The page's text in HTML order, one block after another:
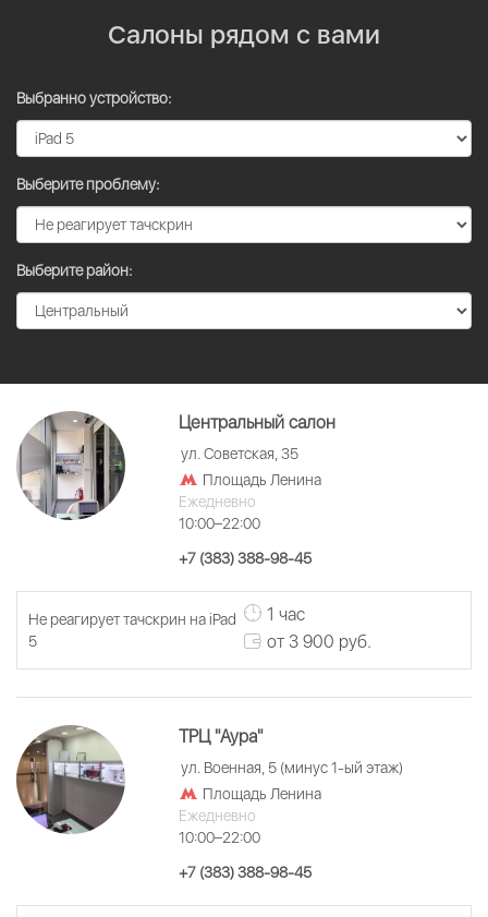
Салоны рядом с вами
Выбранно устройство:
Выберите проблему:
Выберите район:
Центральный салон
ул. Советская, 35
Площадь Ленина
Ежедневно
10:00–22:00
+7 (383) 388-98-45
Не реагирует тачскрин на iPad
5
1 час
от 3 900 руб.
ТРЦ "Аура"
ул. Военная, 5 (минус 1-ый этаж)
Площадь Ленина
Ежедневно
10:00–22:00
+7 (383) 388-98-45